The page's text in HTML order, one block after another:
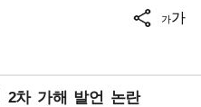
가가
2차 가해 발언 논란